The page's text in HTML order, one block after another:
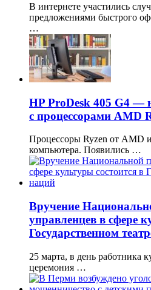
В интернете участились
предложениями быстрого
…
HP ProDesk 405 G4
с процессорами AMD
Процессоры Ryzen от AMD
компьютера. Появились …
Вручение
управленцев в сфере
Государственном
25 марта, в день работника
церемония …